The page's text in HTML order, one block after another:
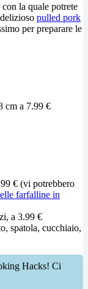
la quale potrete
pulled pork
per preparare le
cm a 7.99 €
€ (vi potrebbero
farfalline in
a 3.99 €
spatola, cucchiaio,
Hacks! Ci